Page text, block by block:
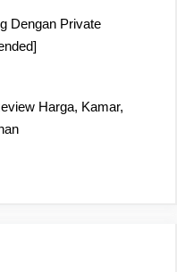
Dengan Private
Harga, Kamar,